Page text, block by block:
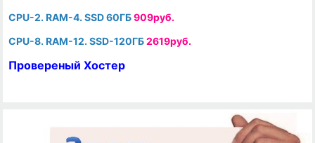
CPU-2. RAM-4. SSD 60ГБ909руб.
CPU-8. RAM-12. SSD-120ГБ2619руб.
Провереный Хостер